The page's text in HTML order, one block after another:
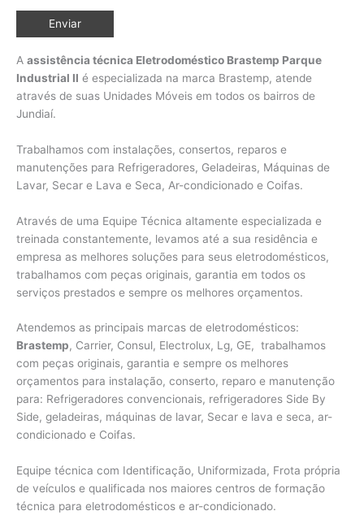
A assistência técnica Eletrodoméstico Brastemp Parque
Industrial II é especializada na marca Brastemp, atende
através de suas Unidades Móveis em todos os bairros de
Jundiaí.
Trabalhamos com instalações, consertos, reparos e
manutenções para Refrigeradores, Geladeiras, Máquinas de
Lavar, Secar e Lava e Seca, Ar-condicionado e Coifas.
Através de uma Equipe Técnica altamente especializada e
treinada constantemente, levamos até a sua residência e
empresa as melhores soluções para seus eletrodomésticos,
trabalhamos com peças originais, garantia em todos os
serviços prestados e sempre os melhores orçamentos.
Atendemos as principais marcas de eletrodomésticos:
Brastemp, Carrier, Consul, Electrolux, Lg, GE, trabalhamos
com peças originais, garantia e sempre os melhores
orçamentos para instalação, conserto, reparo e manutenção
para: Refrigeradores convencionais, refrigeradores Side By
Side, geladeiras, máquinas de lavar, Secar e lava e seca, ar-
condicionado e Coifas.
Equipe técnica com Identificação, Uniformizada, Frota própria
de veículos e qualificada nos maiores centros de formação
técnica para eletrodomésticos e ar-condicionado.